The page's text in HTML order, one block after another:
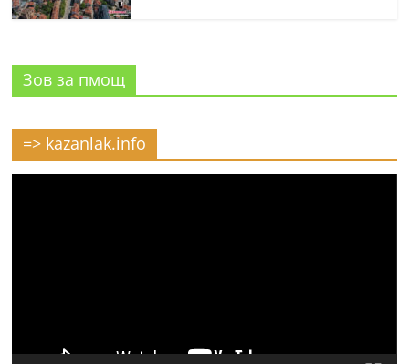
Зов за пмощ
=> kazanlak.info